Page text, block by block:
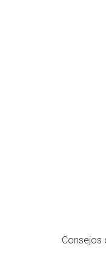
Consejos